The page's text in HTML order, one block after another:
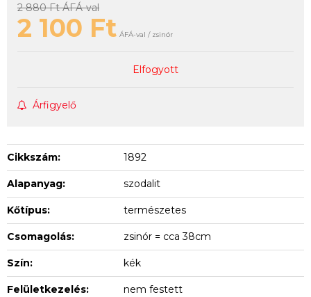
2 880 FtÁFÁ-val
2 100 Ft ÁFÁ-val / zsinór
Elfogyott
Árfigyelő
Cikkszám: 1892
Alapanyag: szodalit
Kőtípus: természetes
Csomagolás: zsinór = cca 38cm
Szín: kék
Felületkezelés: nem festett